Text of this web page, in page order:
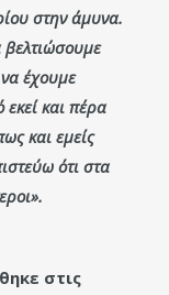
στην άμυνα.
βελτιώσουμε
έχουμε
και πέρα
και εμείς
ότι στα
στις